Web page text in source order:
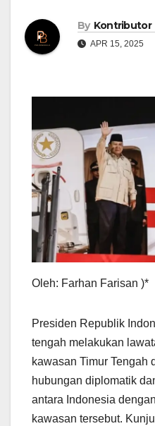
By Kontributor
APR 15, 2025
Oleh: Farhan Farisan )*
Presiden Republik
tengah melakukan
kawasan Timur Tengah
hubungan diplomatik
antara Indonesia
kawasan tersebut.